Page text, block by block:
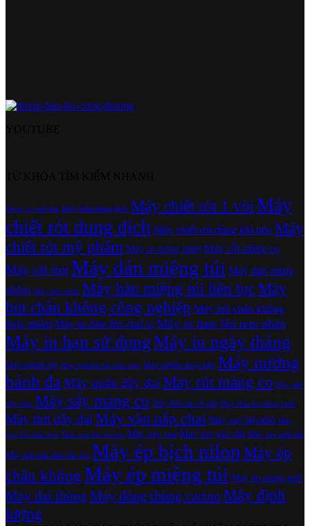
Dụng cụ xiết đai Máy bơm dung dịch Máy chiết rót 1 vòiMáy
chiết rót dung dịch Máy chiết rót dùng khí nén Máy
chiết rót mỹ phẩm Máy co màng nhiệt Máy cắt màng co
Máy cắt thịtMáy dán miệng túi Máy dán màng
nhôm Máy dán nhãn Máy hàn miệng túi liên tụcMáy
hút chân không công nghiệp Máy hút chân không
thực phẩm Máy in date lên chai lọ Máy in date lên tem nhãn
Máy in hạn sử dụngMáy in ngày tháng
Máy nghiền bột Máy nghiền bột siêu mịn Máy nghiền dược liệu Máy nướng
bánh đa Máy quấn dây đai Máy rút màng co Máy siết
nắp chai Máy sấy màng co Máy thái rau củ quả Máy thái thịt đông lạnh
Máy thít dây đai Máy vặn nắp chai Máy xay bột khô Máy
xay bột siêu mịn Máy xay bột trẻ em Máy xay cua Máy xay giò chả Máy xay ngũ cốc
Máy xiết nắp chai vắc xin Máy ép bịch nilon Máy ép
chân không Máy ép miệng túi Máy ép màng seal
Máy đai thùng Máy đóng thùng carton Máy định
lượng